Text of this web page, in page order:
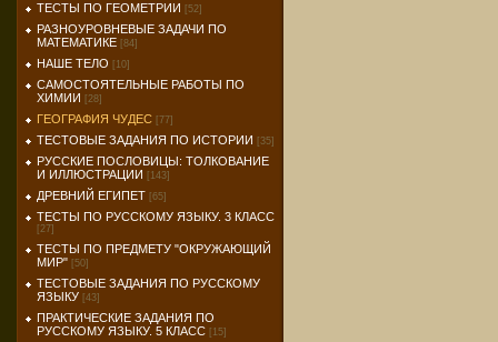
ТЕСТЫ ПО ГЕОМЕТРИИ [52]
РАЗНОУРОВНЕВЫЕ ЗАДАЧИ ПО
МАТЕМАТИКЕ [84]
НАШЕ ТЕЛО [10]
САМОСТОЯТЕЛЬНЫЕ РАБОТЫ ПО
ХИМИИ [28]
ГЕОГРАФИЯ ЧУДЕС [77]
ТЕСТОВЫЕ ЗАДАНИЯ ПО ИСТОРИИ [35]
РУССКИЕ ПОСЛОВИЦЫ: ТОЛКОВАНИЕ
И ИЛЛЮСТРАЦИИ [143]
ДРЕВНИЙ ЕГИПЕТ [65]
ТЕСТЫ ПО РУССКОМУ ЯЗЫКУ. 3 КЛАСС
[27]
ТЕСТЫ ПО ПРЕДМЕТУ "ОКРУЖАЮЩИЙ
МИР" [50]
ТЕСТОВЫЕ ЗАДАНИЯ ПО РУССКОМУ
ЯЗЫКУ [43]
ПРАКТИЧЕСКИЕ ЗАДАНИЯ ПО
РУССКОМУ ЯЗЫКУ. 5 КЛАСС [15]